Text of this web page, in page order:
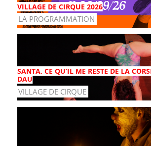
VILLAGE DE CIRQUE 2026
LA PROGRAMMATION
SANTA, CE QU’IL ME RESTE DE LA
DAU
VILLAGE DE CIRQUE